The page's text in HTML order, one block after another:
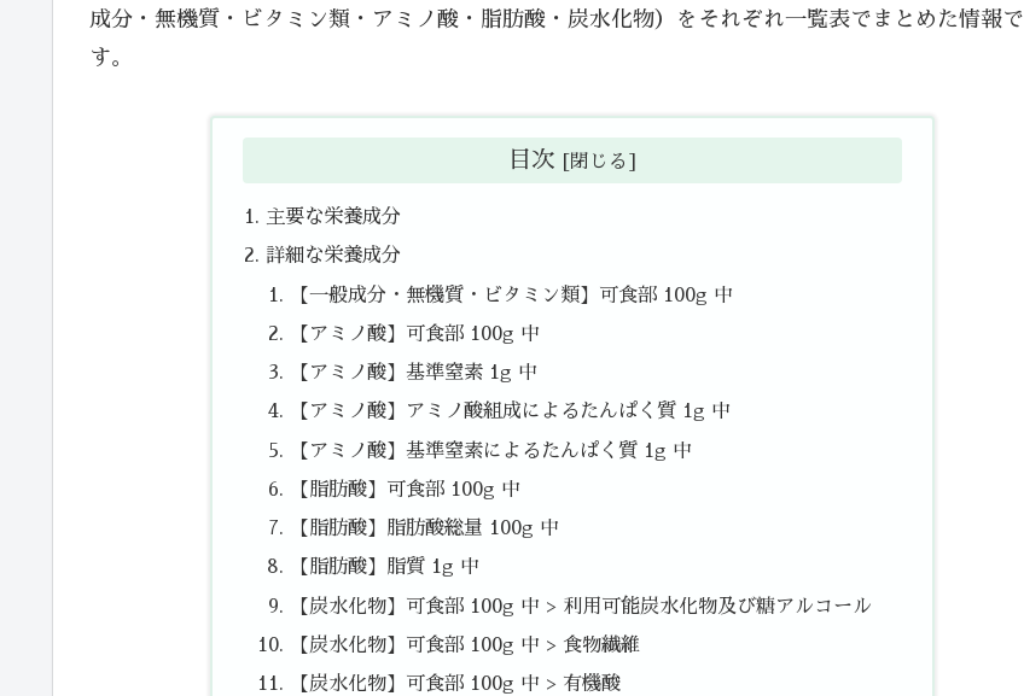
成分・無機質・ビタミン類・アミノ酸・脂肪酸・炭水化物）をそれぞれ一覧表でまとめた情報で
す。
目次
主要な栄養成分
詳細な栄養成分
【一般成分・無機質・ビタミン類】可食部 100g 中
【アミノ酸】可食部 100g 中
【アミノ酸】基準窒素 1g 中
【アミノ酸】アミノ酸組成によるたんぱく質 1g 中
【アミノ酸】基準窒素によるたんぱく質 1g 中
【脂肪酸】可食部 100g 中
【脂肪酸】脂肪酸総量 100g 中
【脂肪酸】脂質 1g 中
【炭水化物】可食部 100g 中 > 利用可能炭水化物及び糖アルコール
【炭水化物】可食部 100g 中 > 食物繊維
【炭水化物】可食部 100g 中 > 有機酸